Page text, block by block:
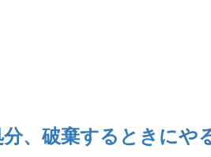
、破棄するときにや